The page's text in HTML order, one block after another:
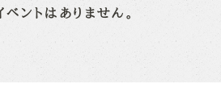
ントはありません。